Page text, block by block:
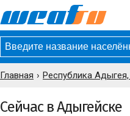
Главная Республика
Сейчас в Адыгейске